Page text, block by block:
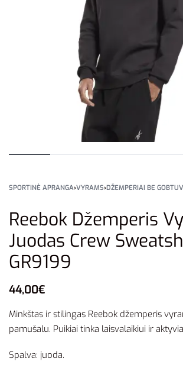
SPORTINĖ APRANGA›VYRAMS›DŽEMPERIAI BE
Reebok Džemperis
Juodas Crew
GR9199
44,00€
Minkštas ir stilingas Reebok džemperis
pamušalu. Puikiai tinka laisvalaikiui ir
Spalva: juoda.